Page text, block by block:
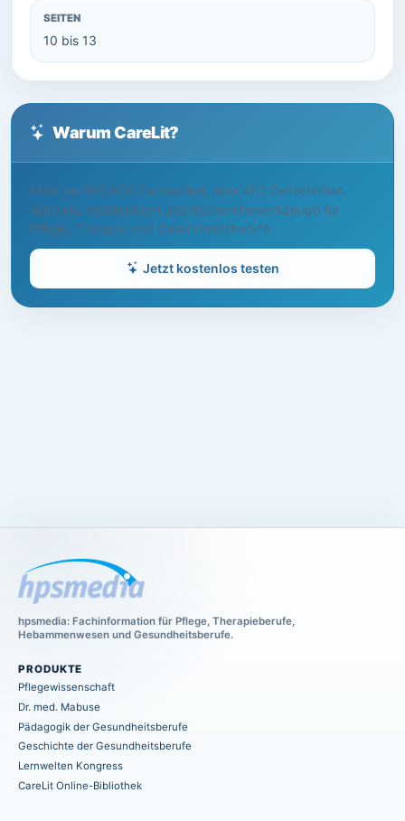
SEITEN
10 bis 13
Warum CareLit?
Mehr als 500.000 Fachartikel, über 450 Zeitschriften,
Volltexte, Readerlisten und Recherchewerkzeuge für
Pflege, Therapie und Gesundheitsberufe.
Jetzt kostenlos testen
hpsmedia: Fachinformation für Pflege, Therapieberufe,
Hebammenwesen und Gesundheitsberufe.
PRODUKTE
Pflegewissenschaft
Dr. med. Mabuse
Pädagogik der Gesundheitsberufe
Geschichte der Gesundheitsberufe
Lernwelten Kongress
CareLit Online-Bibliothek